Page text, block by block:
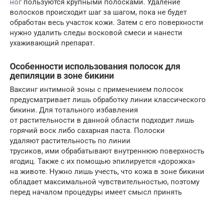
ногпользуются крупными полосками. Удаление
волосков происходит шаг за шагом, пока не будет
обработан весь участок кожи. Затем с его поверхности
нужно удалить следы восковой смеси и нанести
ухаживающий препарат.
Особенности использования полосок для
депиляции в зоне бикини
Ваксинг интимной зоны с применением полосок
предусматривает лишь обработку линии классического
бикини. Для тотального избавления
от растительности в данной области подходит лишь
горячий воск либо сахарная паста. Полоски
удаляют растительность по линии
трусиков, ими обрабатывают внутреннюю поверхность
ягодиц. Также с их помощью эпилируется «дорожка»
на животе. Нужно лишь учесть, что кожа в зоне бикини
обладает максимальной чувствительностью, поэтому
перед началом процедуры имеет смысл принять